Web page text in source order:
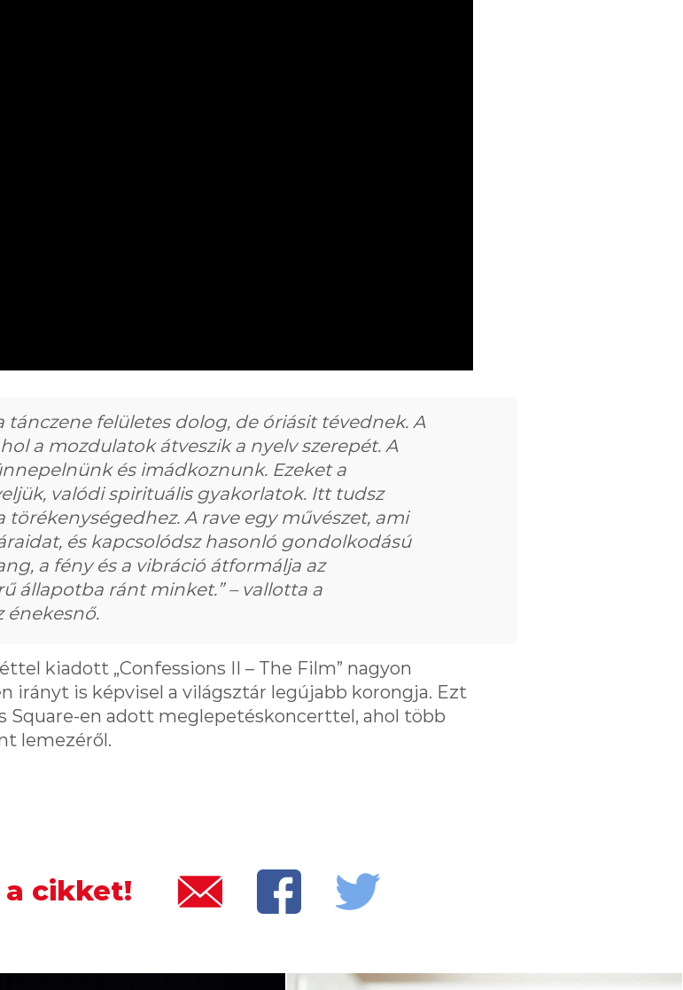
tánczene felületes dolog, de óriásit tévednek. A
a mozdulatok átveszik a nyelv szerepét. A
és imádkoznunk. Ezeket a
valódi spirituális gyakorlatok. Itt tudsz
törékenységedhez. A rave egy művészet, ami
és kapcsolódsz hasonló gondolkodású
a fény és a vibráció átformálja az
állapotba ránt minket.” – vallotta a
énekesnő.
kiadott „Confessions II – The Film” nagyon
irányt is képvisel a világsztár legújabb korongja. Ezt
Square-en adott meglepetéskoncerttel, ahol több
lemezéről.
a cikket!